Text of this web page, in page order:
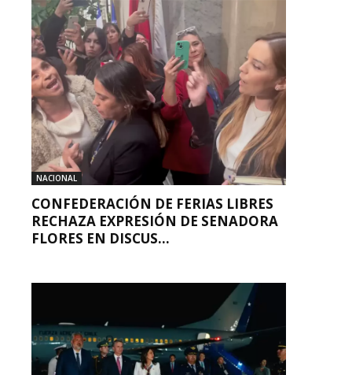
NACIONAL
CONFEDERACIÓN DE FERIAS LIBRES
RECHAZA EXPRESIÓN DE SENADORA
FLORES EN DISCUS...